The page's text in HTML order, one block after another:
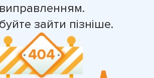
виправленням.
зайти пізніше.